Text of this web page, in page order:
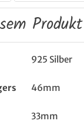
Produkt
925 Silber
46mm
33mm